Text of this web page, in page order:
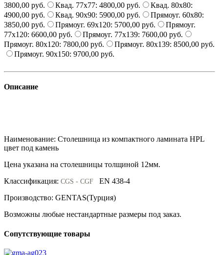
3800,00 руб.
Квад. 77x77: 4800,00 руб.
Квад. 80х80:
4900,00 руб.
Квад. 90x90: 5900,00 руб.
Прямоуг. 60x80:
3850,00 руб.
Прямоуг. 69x120: 5700,00 руб.
Прямоуг.
77x120: 6600,00 руб. Прямоуг. 77x139: 7600,00 руб.
Прямоуг. 80x120: 7800,00 руб. Прямоуг. 80x139: 8500,00 руб.
Прямоуг. 90x150: 9700,00 руб.
Описание
Наименование: Столешница из компактного ламината HPL
цвет под камень
Цена указана на столешницы толщиной 12мм.
Классификация: CGS - CGF EN 438-4
Производство: GENTAS(Турция)
Возможны любые нестандартные размеры под заказ.
Сопутствующие товары